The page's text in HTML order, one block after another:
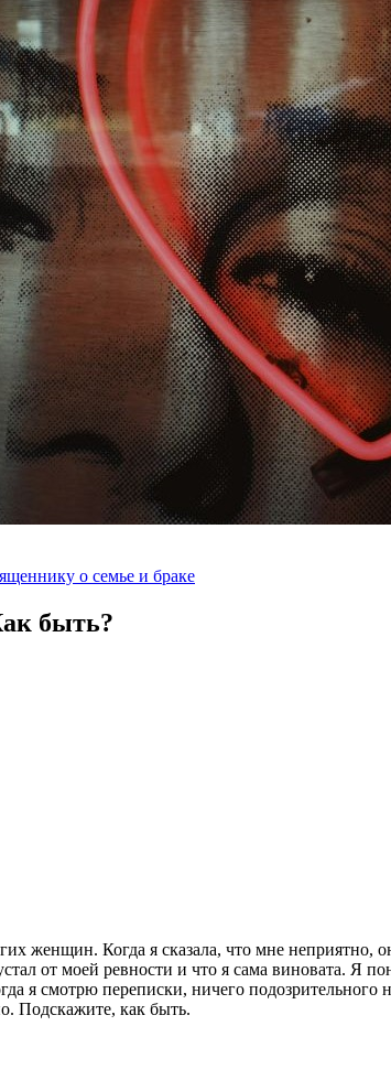
о семье и браке
быть?
женщин. Когда я сказала, что мне неприятно,
от моей ревности и что я сама виновата. Я
я смотрю переписки, ничего
Подскажите, как быть.